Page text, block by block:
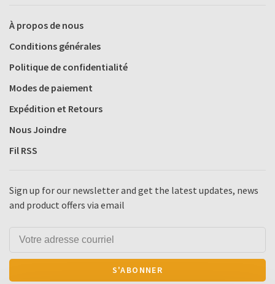
À propos de nous
Conditions générales
Politique de confidentialité
Modes de paiement
Expédition et Retours
Nous Joindre
Fil RSS
Sign up for our newsletter and get the latest updates, news
and product offers via email
S'ABONNER